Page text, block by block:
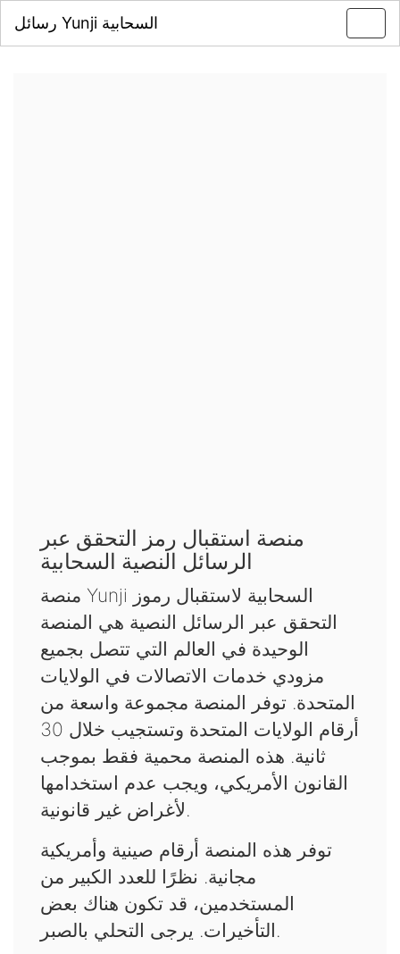
رسائل Yunji السحابية
منصة استقبال رمز التحقق عبر
الرسائل النصية السحابية
منصة Yunji السحابية لاستقبال رموز
التحقق عبر الرسائل النصية هي المنصة
الوحيدة في العالم التي تتصل بجميع
مزودي خدمات الاتصالات في الولايات
المتحدة. توفر المنصة مجموعة واسعة من
أرقام الولايات المتحدة وتستجيب خلال 30
ثانية. هذه المنصة محمية فقط بموجب
القانون الأمريكي، ويجب عدم استخدامها
لأغراض غير قانونية.
توفر هذه المنصة أرقام صينية وأمريكية
مجانية. نظرًا للعدد الكبير من
المستخدمين، قد تكون هناك بعض
التأخيرات. يرجى التحلي بالصبر.